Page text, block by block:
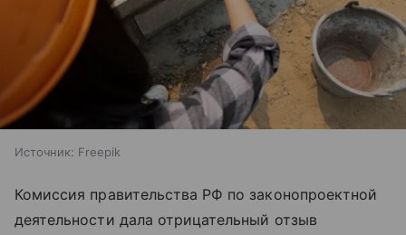
Источник: Freepik
Комиссия правительства РФ по законопроектной
деятельности дала отрицательный отзыв